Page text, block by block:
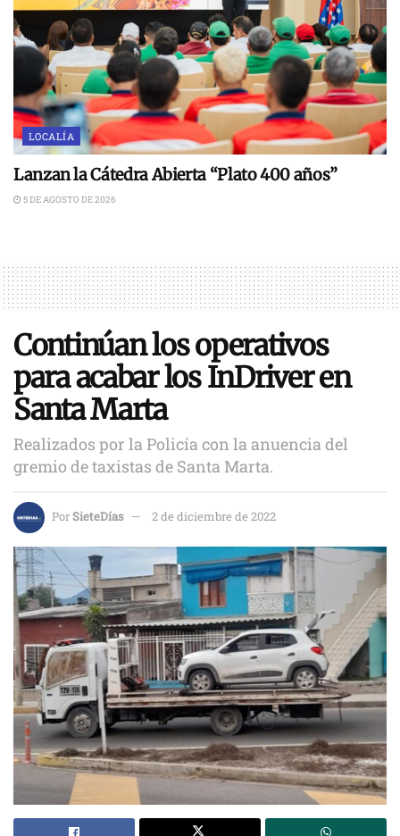
LOCALÍA
Lanzan la Cátedra Abierta “Plato 400 años”
5 DE AGOSTO DE 2026
Continúan los operativos
para acabar los InDriver en
Santa Marta
Realizados por la Policía con la anuencia del
gremio de taxistas de Santa Marta.
PorSieteDías 2 de diciembre de 2022